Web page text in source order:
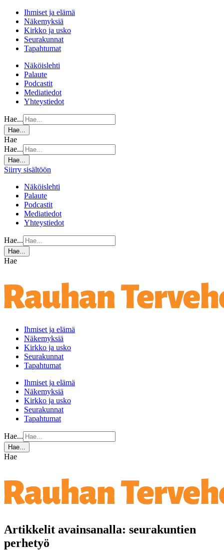
Ihmiset ja elämä
Näkemyksiä
Kirkko ja usko
Seurakunnat
Tapahtumat
Näköislehti
Palaute
Podcastit
Mediatiedot
Yhteystiedot
Hae...
Hae...
Hae
Hae...
Hae...
Siirry sisältöön
Näköislehti
Palaute
Podcastit
Mediatiedot
Yhteystiedot
Hae...
Hae...
Hae
Ihmiset ja elämä
Näkemyksiä
Kirkko ja usko
Seurakunnat
Tapahtumat
Ihmiset ja elämä
Näkemyksiä
Kirkko ja usko
Seurakunnat
Tapahtumat
Hae...
Hae...
Hae
Artikkelit avainsanalla: seurakuntien
perhetyö